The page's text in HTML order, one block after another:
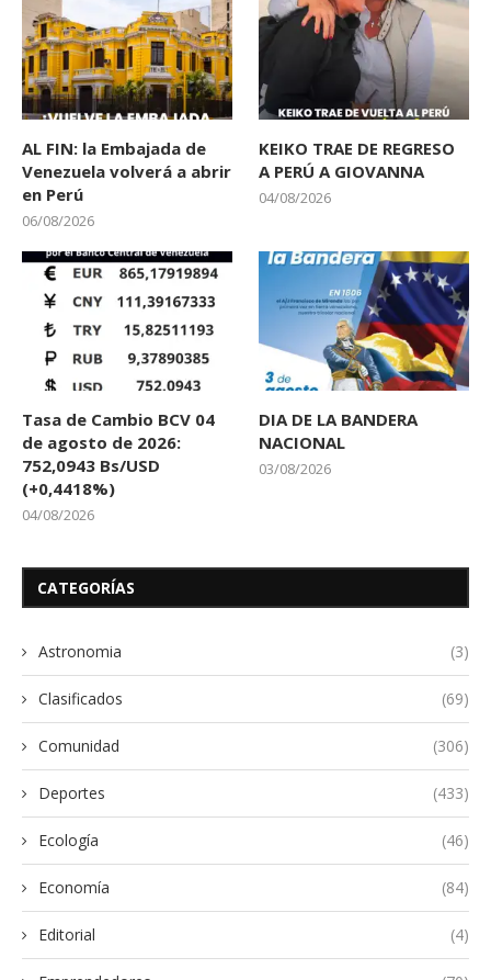
AL FIN: la Embajada de
Venezuela volverá a abrir
en Perú
06/08/2026
KEIKO TRAE DE REGRESO
A PERÚ A GIOVANNA
04/08/2026
Tasa de Cambio BCV 04
de agosto de 2026:
752,0943 Bs/USD
(+0,4418%)
04/08/2026
DIA DE LA BANDERA
NACIONAL
03/08/2026
CATEGORÍAS
Astronomia (3)
Clasificados (69)
Comunidad (306)
Deportes (433)
Ecología (46)
Economía (84)
Editorial (4)